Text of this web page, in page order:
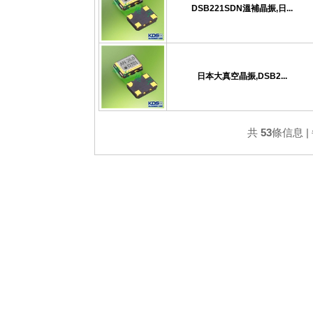
DSB221SDN溫補晶振,日...
日本大真空晶振,DSB2...
共 53條信息 |